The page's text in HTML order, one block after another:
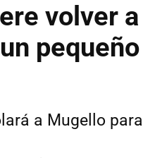
volver a
pequeño
a Mugello para